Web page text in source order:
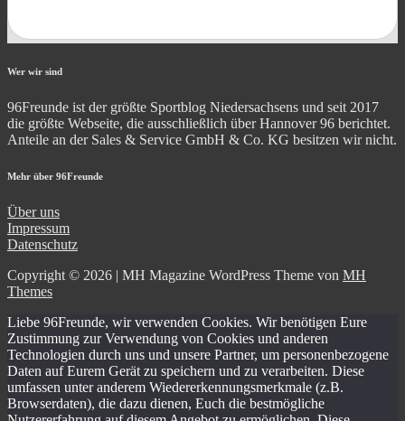
Wer wir sind
96Freunde ist der größte Sportblog Niedersachsens und seit 2017
die größte Webseite, die ausschließlich über Hannover 96 berichtet.
Anteile an der Sales & Service GmbH & Co. KG besitzen wir nicht.
Mehr über 96Freunde
Über uns
Impressum
Datenschutz
Copyright © 2026 | MH Magazine WordPress Theme von MH
Themes
Liebe 96Freunde, wir verwenden Cookies. Wir benötigen Eure
Zustimmung zur Verwendung von Cookies und anderen
Technologien durch uns und unsere Partner, um personenbezogene
Daten auf Eurem Gerät zu speichern und zu verarbeiten. Diese
umfassen unter anderem Wiedererkennungsmerkmale (z.B.
Browserdaten), die dazu dienen, Euch die bestmögliche